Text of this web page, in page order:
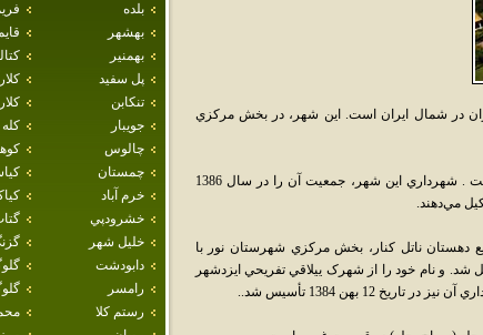
بلده
بهشهر
بهمنير
پل سفيد
تنكابن
جويبار
چالوس
چمستان
خرم آباد
خشرودپي
خليل شهر
دابودشت
رامسر
رستم كلا
استان مازندران در شمال ايران است. اين شهر، در بخش مرکزي
جمعيت "ايزدشهر" در سال 1385، برابر با 6,888 نفر گزارش شده است . شهرداري اين شهر، جمعيت آن را در سال 1386
تابع دهستان ناتل کنار، بخش مرکزي شهرستان نور با
شد. و نام خود را از شهرک ييلاقي تفريحي ايزدشهر